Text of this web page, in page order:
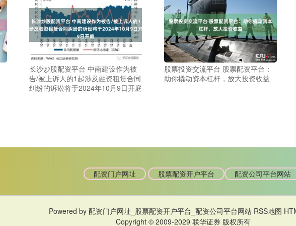
长沙炒股配资平台 中南建设作为被
告/被上诉人的1起涉及融资租赁合同
纠纷的诉讼将于2024年10月9日开庭
股票投资交流平台 股票配资平台：
助你撬动资本杠杆，放大投资收益
配资门户网址 股票配资开户平台 配资公司平台网站
Powered by 配资门户网址_股票配资开户平台_配资公司平台网站 RSS地图
Copyright © 2009-2029 联华证券 版权所有